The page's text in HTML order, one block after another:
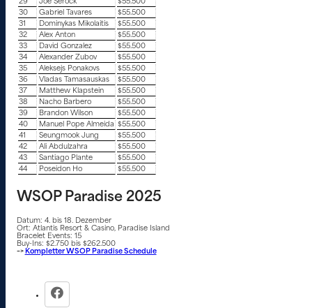
30
Gabriel Tavares
$55.500
31
Dominykas Mikolaitis
$55.500
32
Alex Anton
$55.500
33
David Gonzalez
$55.500
34
Alexander Zubov
$55.500
35
Aleksejs Ponakovs
$55.500
36
Vladas Tamasauskas
$55.500
37
Matthew Klapstein
$55.500
38
Nacho Barbero
$55.500
39
Brandon Wilson
$55.500
40
Manuel Pope Almeida $55.500
41
Seungmook Jung
$55.500
42
Ali Abdulzahra
$55.500
43
Santiago Plante
$55.500
44
Poseidon Ho $55.500
WSOP Paradise 2025
Datum: 4. bis 18. Dezember
Ort: Atlantis Resort & Casino, Paradise Island
Bracelet Events: 15
Buy-Ins: $2.750 bis $262.500
–> Kompletter WSOP Paradise Schedule